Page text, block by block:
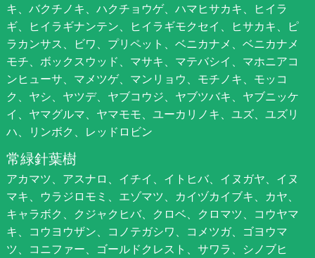
キ、バクチノキ、ハクチョウゲ、ハマヒサカキ、ヒイラ
ギ、ヒイラギナンテン、ヒイラギモクセイ、ヒサカキ、ピ
ラカンサス、ビワ、プリペット、ベニカナメ、ベニカナメ
モチ、ボックスウッド、マサキ、マテバシイ、マホニアコ
ンヒューサ、マメツゲ、マンリョウ、モチノキ、モッコ
ク、ヤシ、ヤツデ、ヤブコウジ、ヤブツバキ、ヤブニッケ
イ、ヤマグルマ、ヤマモモ、ユーカリノキ、ユズ、ユズリ
ハ、リンボク、レッドロビン
常緑針葉樹
アカマツ、アスナロ、イチイ、イトヒバ、イヌガヤ、イヌ
マキ、ウラジロモミ、エゾマツ、カイヅカイブキ、カヤ、
キャラボク、クジャクヒバ、クロベ、クロマツ、コウヤマ
キ、コウヨウザン、コノテガシワ、コメツガ、ゴヨウマ
ツ、コニファー、ゴールドクレスト、サワラ、シノブヒ